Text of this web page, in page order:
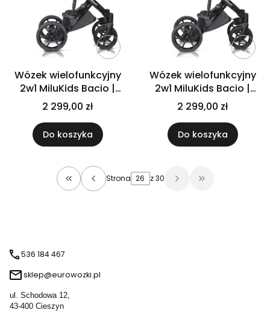
Wózek wielofunkcyjny
2w1 MiluKids Bacio |
bac 14
2 299,00 zł
Do koszyka
Wózek wielofunkcyjny
2w1 MiluKids Bacio |
bac 17
2 299,00 zł
Do koszyka
Wróć do pierwszej strony z produktami
Strona z 30 Przejdź do
536 184 467
sklep@eurowozki.pl
ul. Schodowa 12,
43-400 Cieszyn